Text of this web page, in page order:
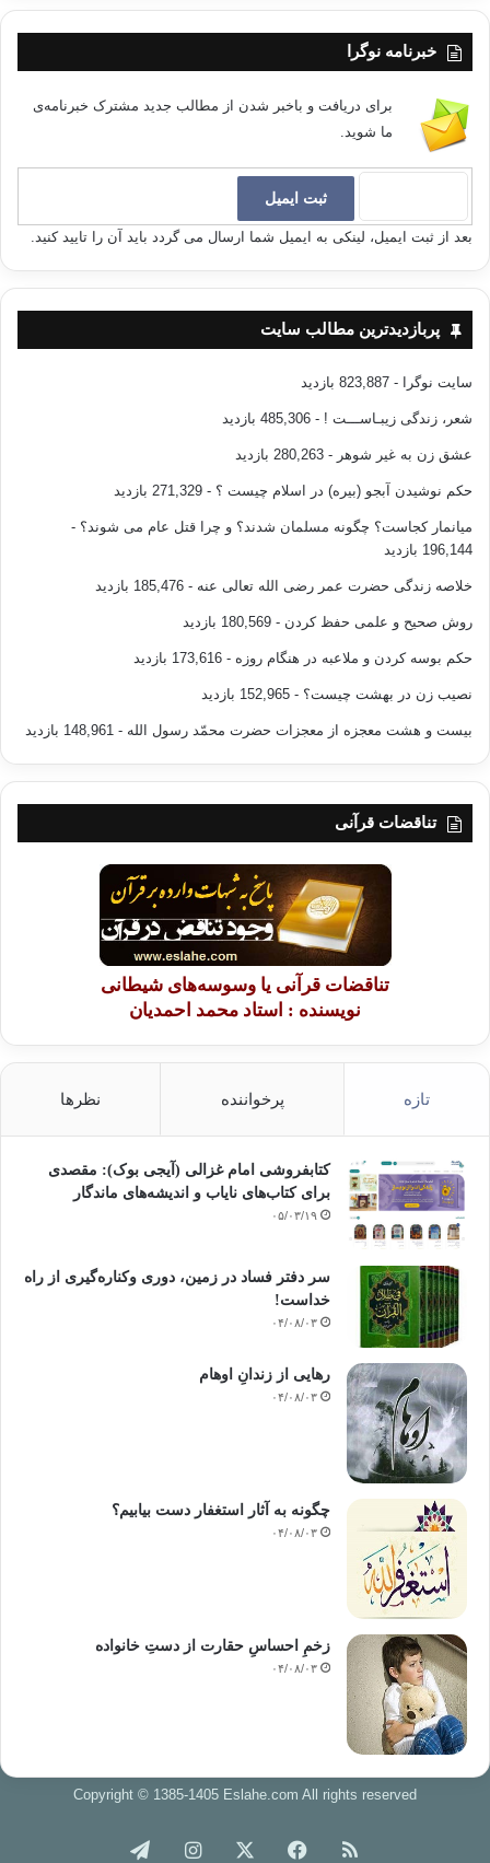
خبرنامه نوگرا
برای دریافت و باخبر شدن از مطالب جدید مشترک خبرنامه‌ی
ما شوید.
بعد از ثبت ایمیل، لینکی به ایمیل شما ارسال می گردد باید آن را تایید کنید.
پربازدیدترین مطالب سایت
سایت نوگرا - 823,887 بازدید
شعر، زندگی زیبـاســـت ! - 485,306 بازدید
عشق زن به غیر شوهر - 280,263 بازدید
حکم نوشیدن آبجو (بیره) در اسلام چیست ؟ - 271,329 بازدید
میانمار کجاست؟ چگونه مسلمان شدند؟ و چرا قتل عام می شوند؟ -
196,144 بازدید
خلاصه زندگی حضرت عمر رضی الله تعالی عنه - 185,476 بازدید
روش صحیح و علمی حفظ کردن - 180,569 بازدید
حکم بوسه کردن و ملاعبه در هنگام روزه - 173,616 بازدید
نصیب زن در بهشت چیست؟ - 152,965 بازدید
بیست و هشت معجزه از معجزات حضرت محمّد رسول الله - 148,961 بازدید
تناقضات قرآنی
تناقضات قرآنی یا وسوسه‌های شیطانی
نویسنده : استاد محمد احمدیان
تازه پرخواننده نظرها
کتابفروشی امام غزالی (آیجی بوک): مقصدی
برای کتاب‌های نایاب و اندیشه‌های ماندگار
۰۵/۰۳/۱۹
سر دفتر فساد در زمین‌، دوری وکناره‌گیری از راه
خداست‌!
۰۴/۰۸/۰۳
رهایی از زندانِ اوهام
۰۴/۰۸/۰۳
چگونه به آثار استغفار دست بیابیم؟
۰۴/۰۸/۰۳
زخمِ احساسِ حقارت از دستِ خانواده
۰۴/۰۸/۰۳
Copyright © 1385-1405 Eslahe.com All rights reserved
خوراک فیس اینستاگرام